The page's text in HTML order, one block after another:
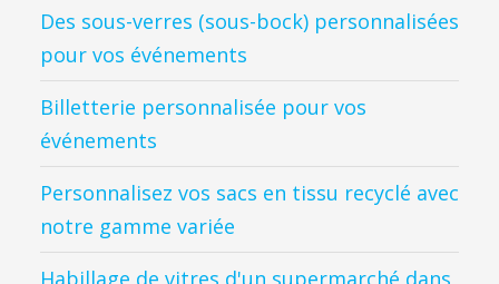
Des sous-verres (sous-bock) personnalisées
pour vos événements
Billetterie personnalisée pour vos
événements
Personnalisez vos sacs en tissu recyclé avec
notre gamme variée
Habillage de vitres d'un supermarché dans